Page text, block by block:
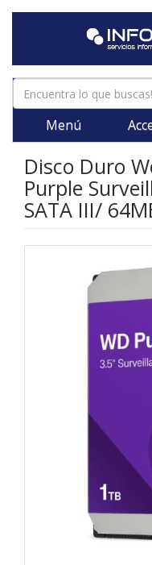
Menú
Disco Duro
Purple
SATA III/